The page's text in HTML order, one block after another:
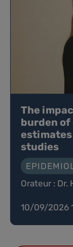
The
burden of
studies
Orateur : Dr.
10/09/2026